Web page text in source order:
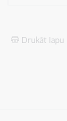
Drukāt lapu